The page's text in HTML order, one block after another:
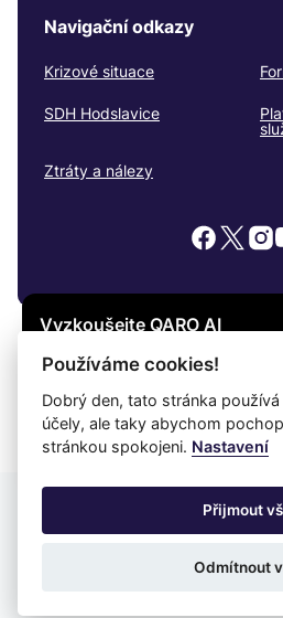
Navigační odkazy
Krizové situace
SDH Hodslavice
Ztráty a nálezy
© 2026Hodslavice Všechna práva
Snadné čtení
Prohlášení o ochraně soukromí
Vyzkoušejte QARO AI
Máte otázku? Zeptejte se na
Používáme cookies!
Dobrý den, tato stránka
účely, ale taky abychom
stránkou spokojeni. Nastavení
Přijmout
Odmítnout